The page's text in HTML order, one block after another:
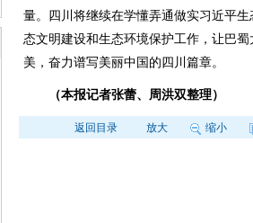
量。四川将继续在学懂弄通做实习近平
态文明建设和生态环境保护工作，让巴
美，奋力谱写美丽中国的四川篇章。
（本报记者张蕾、周洪双整理）
返回目录 放大 缩小